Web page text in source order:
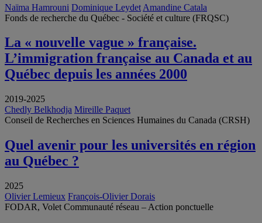
Naïma Hamrouni Dominique Leydet Amandine Catala
Fonds de recherche du Québec - Société et culture (FRQSC)
La « nouvelle vague » française.
L’immigration française au Canada et au
Québec depuis les années 2000
2019-2025
Chedly Belkhodja Mireille Paquet
Conseil de Recherches en Sciences Humaines du Canada (CRSH)
Quel avenir pour les universités en région
au Québec ?
2025
Olivier Lemieux François-Olivier Dorais
FODAR, Volet Communauté réseau – Action ponctuelle